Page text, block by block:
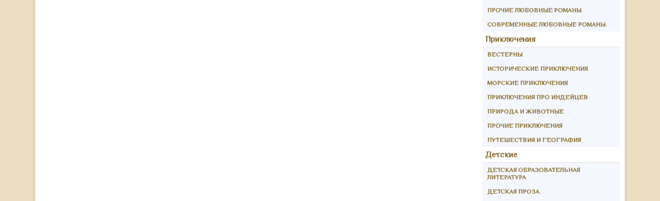
ПРОЧИЕ ЛЮБОВНЫЕ РОМАНЫ
СОВРЕМЕННЫЕ ЛЮБОВНЫЕ РОМАНЫ
Приключения
ВЕСТЕРНЫ
ИСТОРИЧЕСКИЕ ПРИКЛЮЧЕНИЯ
МОРСКИЕ ПРИКЛЮЧЕНИЯ
ПРИКЛЮЧЕНИЯ ПРО ИНДЕЙЦЕВ
ПРИРОДА И ЖИВОТНЫЕ
ПРОЧИЕ ПРИКЛЮЧЕНИЯ
ПУТЕШЕСТВИЯ И ГЕОГРАФИЯ
Детские
ДЕТСКАЯ ОБРАЗОВАТЕЛЬНАЯ
ЛИТЕРАТУРА
ДЕТСКАЯ ПРОЗА